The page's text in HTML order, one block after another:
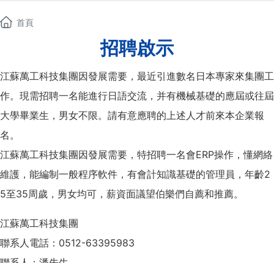
首頁
招聘啟示
江蘇萬工科技集團因發展需要，最近引進數名日本專家來集團工
作。現需招聘一名能進行日語交流，并有機械基礎的應屆或往屆
大學畢業生，男女不限。請有意應聘的上述人才前來本企業報
名。
江蘇萬工科技集團因發展需要，特招聘一名會ERP操作，懂網絡
維護，能編制一般程序軟件，有會計知識基礎的管理員，年齡2
5至35周歲，男女均可，薪資面議望伯樂們自薦和推薦。
江蘇萬工科技集團
聯系人電話： 0512-63395983